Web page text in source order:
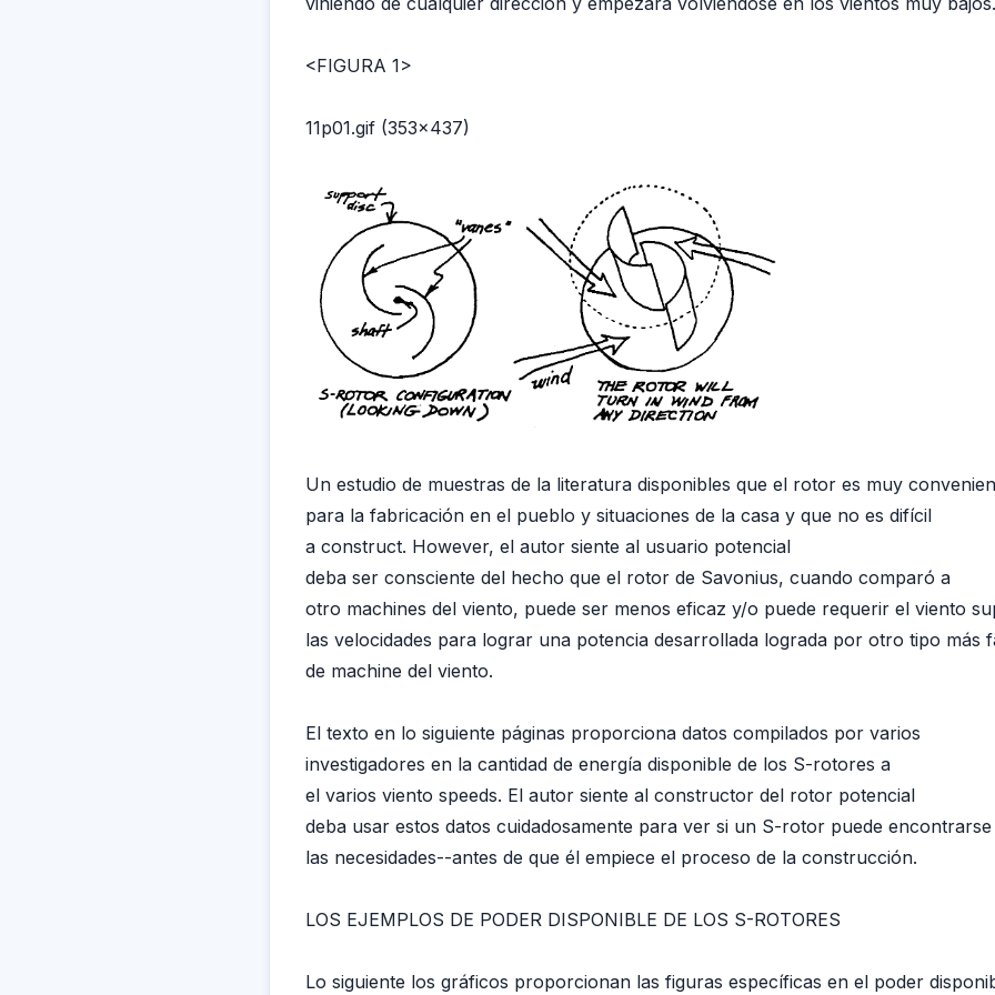
<FIGURA 1>
11p01.gif (353x437)
Un estudio de muestras de la literatura disponibles que el rotor es muy
para la fabricación en el pueblo y situaciones de la casa y que no es difícil
a construct. However, el autor siente al usuario potencial
deba ser consciente del hecho que el rotor de Savonius, cuando comparó a
otro machines del viento, puede ser menos eficaz y/o puede requerir el viento
las velocidades para lograr una potencia desarrollada lograda por otro tipo más
de machine del viento.
El texto en lo siguiente páginas proporciona datos compilados por varios
investigadores en la cantidad de energía disponible de los S-rotores a
el varios viento speeds. El autor siente al constructor del rotor potencial
deba usar estos datos cuidadosamente para ver si un S-rotor puede
las necesidades--antes de que él empiece el proceso de la construcción.
LOS EJEMPLOS DE PODER DISPONIBLE DE LOS S-ROTORES
Lo siguiente los gráficos proporcionan las figuras específicas en el poder